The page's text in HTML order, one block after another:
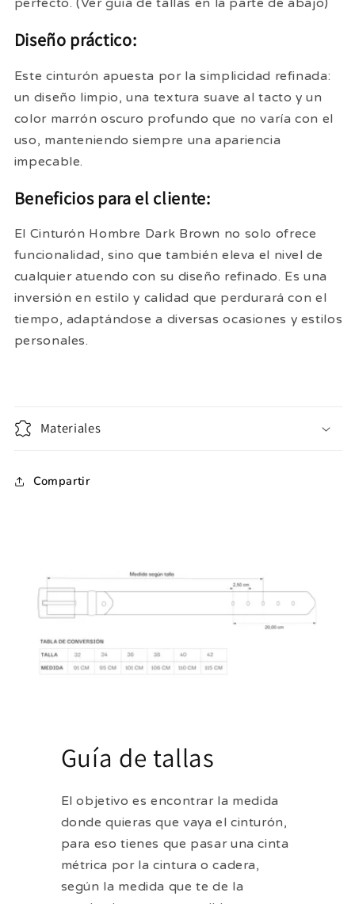
perfecto. (Ver guía de tallas en la parte de abajo)
Diseño práctico:
Este cinturón apuesta por la simplicidad refinada:
un diseño limpio, una textura suave al tacto y un
color marrón oscuro profundo que no varía con el
uso, manteniendo siempre una apariencia
impecable.
Beneficios para el cliente:
El Cinturón Hombre Dark Brown no solo ofrece
funcionalidad, sino que también eleva el nivel de
cualquier atuendo con su diseño refinado. Es una
inversión en estilo y calidad que perdurará con el
tiempo, adaptándose a diversas ocasiones y estilos
personales.
Materiales
Compartir
Guía de tallas
El objetivo es encontrar la medida
donde quieras que vaya el cinturón,
para eso tienes que pasar una cinta
métrica por la cintura o cadera,
según la medida que te de la